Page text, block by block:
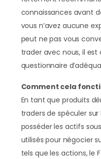
connaissances avant
vous n’avez aucune
peut ne pas vous
trader avec nous, il est
questionnaire
Comment cela
En tant que produits
traders de spéculer
posséder les actifs
utilisés pour négocier
tels que les actions, le